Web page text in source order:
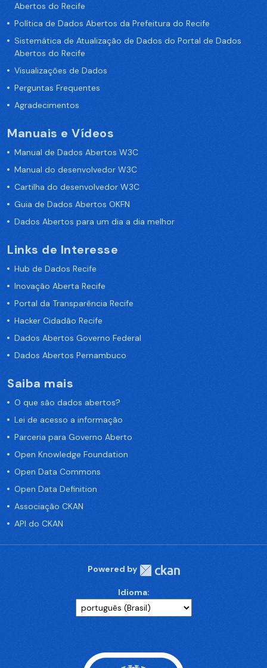
Abertos do Recife
Política de Dados Abertos da Prefeitura do Recife
Sistemática de Atualização de Dados do Portal de Dados
Abertos do Recife
Visualizações de Dados
Perguntas Frequentes
Agradecimentos
Manuais e Vídeos
Manual de Dados Abertos W3C
Manual do desenvolvedor W3C
Cartilha do desenvolvedor W3C
Guia de Dados Abertos OKFN
Dados Abertos para um dia a dia melhor
Links de Interesse
Hub de Dados Recife
Inovação Aberta Recife
Portal da Transparência Recife
Hacker Cidadão Recife
Dados Abertos Governo Federal
Dados Abertos Pernambuco
Saiba mais
O que são dados abertos?
Lei de acesso a informação
Parceria para Governo Aberto
Open Knowledge Foundation
Open Data Commons
Open Data Definition
Associação CKAN
API do CKAN
Powered by
Idioma